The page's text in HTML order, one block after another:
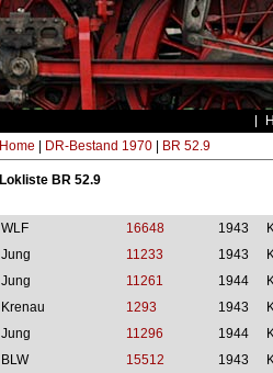
Home DR-Bestand 1970| BR 52.9
Lokliste BR 52.9
WLF 16648 1943
Jung
11233 1943
Jung
11261 1944
Krenau
1293 1943
Jung
11296 1944
BLW
15512 1943